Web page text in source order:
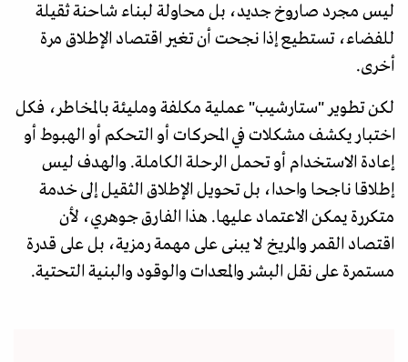
ليس مجرد صاروخ جديد، بل محاولة لبناء شاحنة ثقيلة
للفضاء، تستطيع إذا نجحت أن تغير اقتصاد الإطلاق مرة
أخرى.
لكن تطوير "ستارشيب" عملية مكلفة ومليئة بالمخاطر، فكل
اختبار يكشف مشكلات في المحركات أو التحكم أو الهبوط أو
إعادة الاستخدام أو تحمل الرحلة الكاملة. والهدف ليس
إطلاقا ناجحا واحدا، بل تحويل الإطلاق الثقيل إلى خدمة
متكررة يمكن الاعتماد عليها. هذا الفارق جوهري، لأن
اقتصاد القمر والمريخ لا يبنى على مهمة رمزية، بل على قدرة
مستمرة على نقل البشر والمعدات والوقود والبنية التحتية.